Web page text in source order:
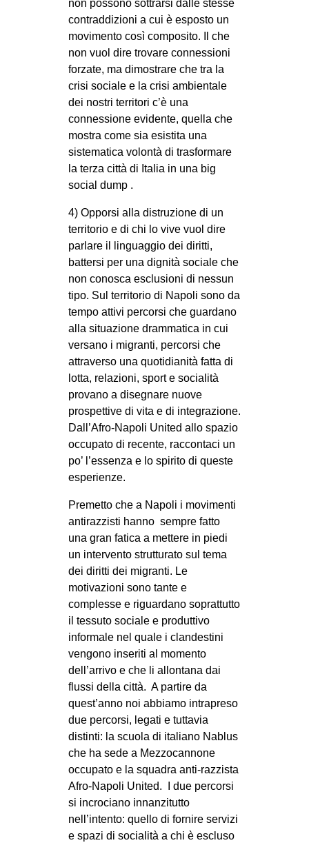
non possono sottrarsi dalle stesse
contraddizioni a cui è esposto un
movimento così composito. Il che
non vuol dire trovare connessioni
forzate, ma dimostrare che tra la
crisi sociale e la crisi ambientale
dei nostri territori c’è una
connessione evidente, quella che
mostra come sia esistita una
sistematica volontà di trasformare
la terza città di Italia in una big
social dump .
4) Opporsi alla distruzione di un
territorio e di chi lo vive vuol dire
parlare il linguaggio dei diritti,
battersi per una dignità sociale che
non conosca esclusioni di nessun
tipo. Sul territorio di Napoli sono da
tempo attivi percorsi che guardano
alla situazione drammatica in cui
versano i migranti, percorsi che
attraverso una quotidianità fatta di
lotta, relazioni, sport e socialità
provano a disegnare nuove
prospettive di vita e di integrazione.
Dall’Afro-Napoli United allo spazio
occupato di recente, raccontaci un
po’ l’essenza e lo spirito di queste
esperienze.
Premetto che a Napoli i movimenti
antirazzisti hanno sempre fatto
una gran fatica a mettere in piedi
un intervento strutturato sul tema
dei diritti dei migranti. Le
motivazioni sono tante e
complesse e riguardano soprattutto
il tessuto sociale e produttivo
informale nel quale i clandestini
vengono inseriti al momento
dell’arrivo e che li allontana dai
flussi della città. A partire da
quest’anno noi abbiamo intrapreso
due percorsi, legati e tuttavia
distinti: la scuola di italiano Nablus
che ha sede a Mezzocannone
occupato e la squadra anti-razzista
Afro-Napoli United. I due percorsi
si incrociano innanzitutto
nell’intento: quello di fornire servizi
e spazi di socialità a chi è escluso